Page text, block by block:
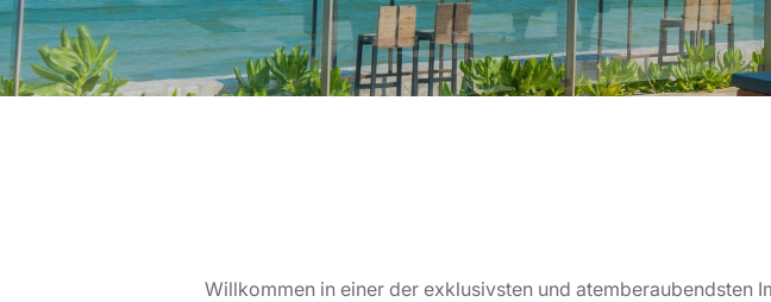
Willkommen in einer der exklusivsten und atemberaubendsten